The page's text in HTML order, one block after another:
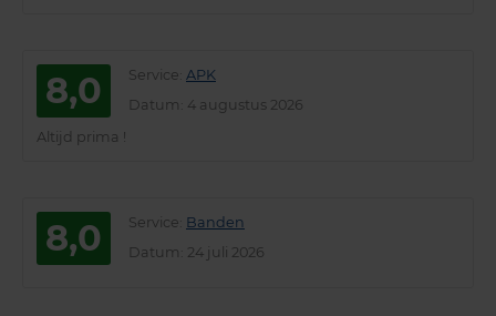
8,0 Service APK
Datum : 4 augustus 2026
Altijd prima !
8,0 Service Banden
Datum : 24 juli 2026